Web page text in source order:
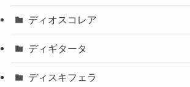
ディオスコレア
ディギタータ
ディスキフェラ